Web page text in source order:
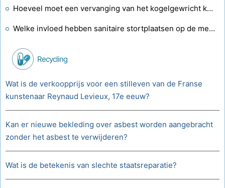
Hoeveel moet een vervanging van het kogelgewricht kosten voor de Nissan Pathfinder uit 2002?
Welke invloed hebben sanitaire stortplaatsen op de menselijke gezondheid?
Recycling
Wat is de verkoopprijs voor een stilleven van de Franse
kunstenaar Reynaud Levieux, 17e eeuw?
Kan er nieuwe bekleding over asbest worden aangebracht
zonder het asbest te verwijderen?
Wat is de betekenis van slechte staatsreparatie?